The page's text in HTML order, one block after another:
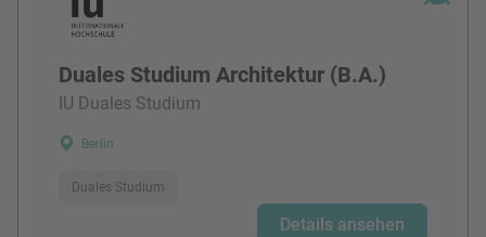
Duales Studium Architektur (B.A.)
IU Duales Studium
Berlin
Duales Studium
Details ansehen